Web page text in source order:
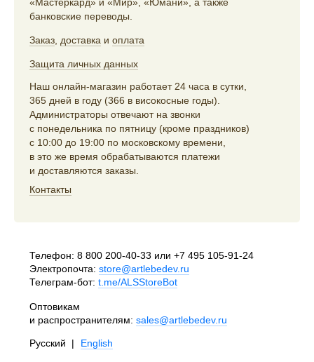
банковские переводы.
Заказ доставка и оплата
Защита личных данных
Наш онлайн-магазин работает 24 часа в сутки,
365 дней в году (366 в високосные годы).
Администраторы отвечают на звонки
с понедельника по пятницу (кроме праздников)
с 10:00 до 19:00 по московскому времени,
в это же время обрабатываются платежи
и доставляются заказы.
Контакты
Телефон: 8 800 200-40-33 или +7 495 105-91-24
Электропочта: store@artlebedev.ru
Телеграм-бот: t.me/ALSStoreBot
Оптовикам
и распространителям: sales@artlebedev.ru
Русский | English